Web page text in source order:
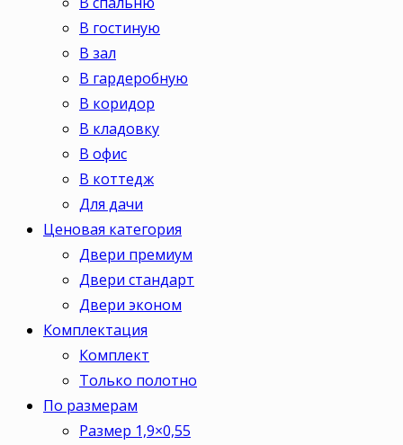
В гостиную
В зал
В гардеробную
В коридор
В кладовку
В офис
В коттедж
Для дачи
Ценовая категория
Двери премиум
Двери стандарт
Двери эконом
Комплектация
Комплект
Только полотно
По размерам
Размер 1,9×0,55